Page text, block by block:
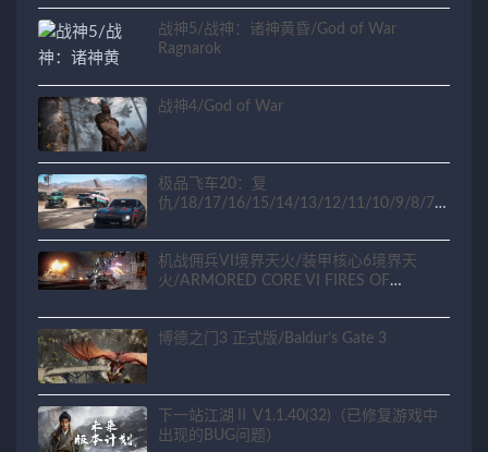
战神5/战神：诸神黄昏/God of War
Ragnarok
战神4/God of War
极品飞车20：复
仇/18/17/16/15/14/13/12/11/10/9/8/7/6
机战佣兵VI境界天火/装甲核心6境界天
火/ARMORED CORE VI FIRES OF
博德之门3 正式版/Baldur’s Gate 3
下一站江湖Ⅱ V1.1.40(32)（已修复游戏中
出现的BUG问题）